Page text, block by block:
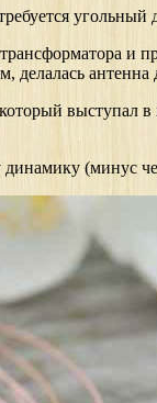
и
делалась
выступал
(минус